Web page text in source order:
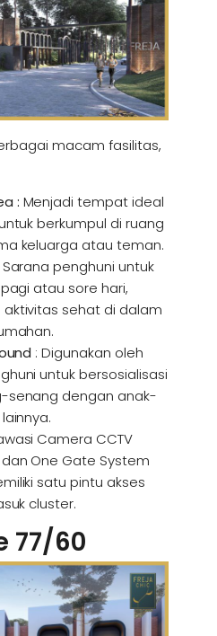
macam fasilitas,
: Menjadi tempat ideal
berkumpul di ruang
keluarga atau teman.
penghuni untuk
atau sore hari,
sehat di dalam
: Digunakan oleh
untuk bersosialisasi
senang dengan anak-
Camera CCTV
One Gate System
satu pintu akses
cluster.
77/60